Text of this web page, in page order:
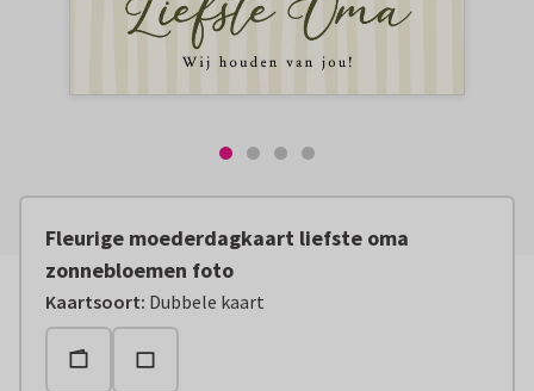
Fleurige moederdagkaart liefste oma
zonnebloemen foto
Kaartsoort: Dubbele kaart
Vanaf:€ 2,79 excl. verzendkosten